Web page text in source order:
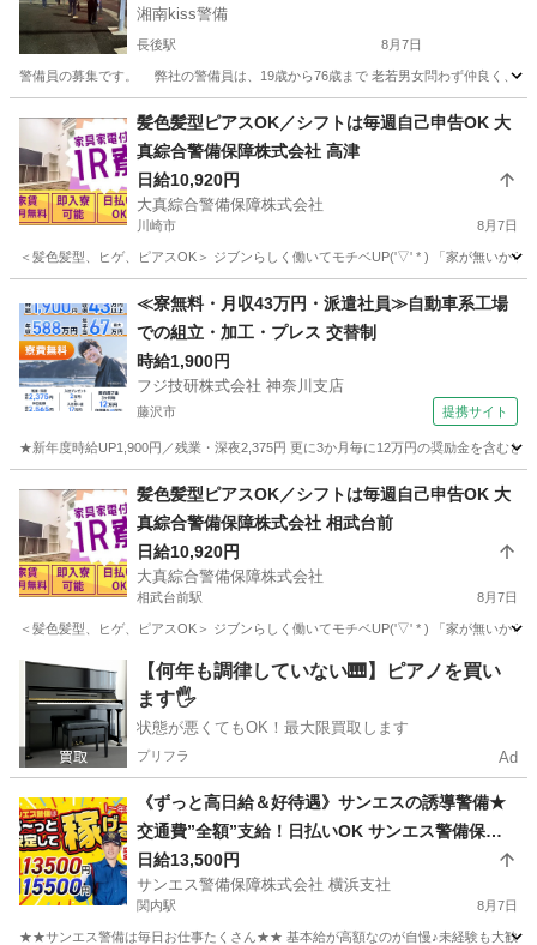
湘南kiss警備
長後駅 8月7日
警備員の募集です。 弊社の警備員は、19歳から76歳まで 老若男女問わず仲良く、日
長後駅
髪色髪型ピアスOK／シフトは毎週自己申告OK 大
真綜合警備保障株式会社 高津
日給10,920円
大真綜合警備保障株式会社
川崎市 8月7日
＜髪色髪型、ヒゲ、ピアスOK＞ ジブンらしく働いてモチベUP('▽' * ) 「家が無いか
警備員
≪寮無料・月収43万円・派遣社員≫自動車系工場
での組立・加工・プレス 交替制
時給1,900円
フジ技研株式会社 神奈川支店
藤沢市 提携サイト
★新年度時給UP1,900円／残業・深夜2,375円 更に3か月毎に12万円の奨励金を含む
その他
髪色髪型ピアスOK／シフトは毎週自己申告OK 大
真綜合警備保障株式会社 相武台前
日給10,920円
大真綜合警備保障株式会社
相武台前駅 8月7日
＜髪色髪型、ヒゲ、ピアスOK＞ ジブンらしく働いてモチベUP('▽' * ) 「家が無いか
神奈川 相武台前駅 警備員
【何年も調律していない🎹】ピアノを買い
ます🖐️
状態が悪くてもOK！最大限買取します
プリフラ Ad
《ずっと高日給＆好待遇》サンエスの誘導警備★
交通費”全額”支給！日払いOK サンエス警備保障
株式会社 横浜支社 関内
日給13,500円
サンエス警備保障株式会社 横浜支社
関内駅 8月7日
★★サンエス警備は毎日お仕事たくさん★★ 基本給が高額なのが自慢♪未経験も大歓迎